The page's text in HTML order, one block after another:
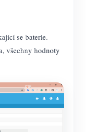
se baterie.
všechny hodnoty